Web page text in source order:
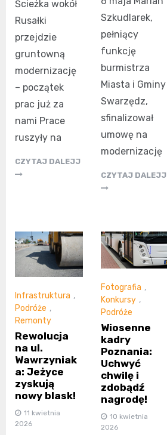
Ścieżka wokół
Rusałki
przejdzie
gruntowną
modernizację
– początek
prac już za
nami Prace
ruszyły na
CZYTAJ DALEJJ
Szkudlarek,
pełniący
funkcję
burmistrza
Miasta i Gminy
Swarzędz,
sfinalizował
umowę na
modernizację
CZYTAJ DALEJJ
Infrastruktura ,
Podróże ,
Remonty
Rewolucja
na ul.
Wawrzyniak
a: Jeżyce
zyskują
nowy blask!
11 kwietnia
2026
Fotografia ,
Konkursy ,
Podróże
Wiosenne
kadry
Poznania:
Uchwyć
chwilę i
zdobądź
nagrodę!
10 kwietnia
2026